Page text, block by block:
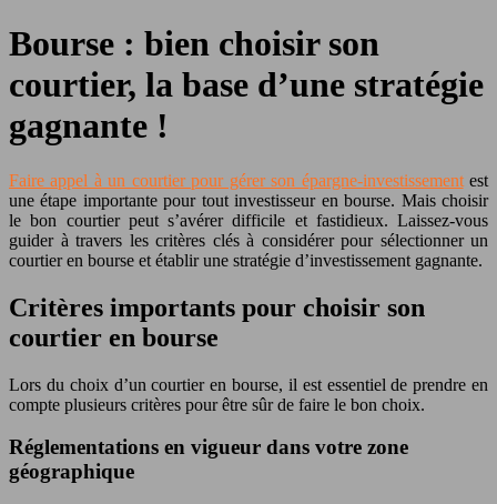
Bourse : bien choisir son
courtier, la base d’une stratégie
gagnante !
Faire appel à un courtier pour gérer son épargne-investissementest
une étape importante pour tout investisseur en bourse. Mais choisir
le bon courtier peut s’avérer difficile et fastidieux. Laissez-vous
guider à travers les critères clés à considérer pour sélectionner un
courtier en bourse et établir une stratégie d’investissement gagnante.
Critères importants pour choisir son
courtier en bourse
Lors du choix d’un courtier en bourse, il est essentiel de prendre en
compte plusieurs critères pour être sûr de faire le bon choix.
Réglementations en vigueur dans votre zone
géographique